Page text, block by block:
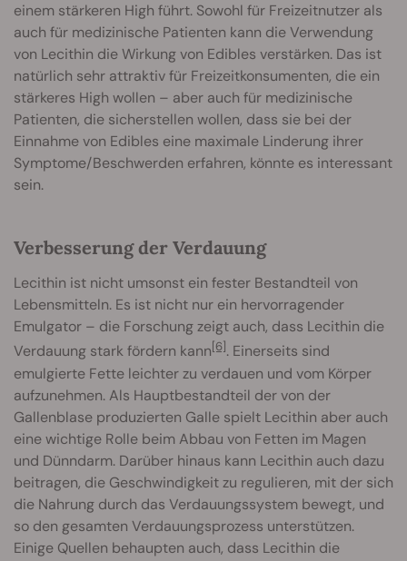
einem stärkeren High führt. Sowohl für Freizeitnutzer als
auch für medizinische Patienten kann die Verwendung
von Lecithin die Wirkung von Edibles verstärken. Das ist
natürlich sehr attraktiv für Freizeitkonsumenten, die ein
stärkeres High wollen – aber auch für medizinische
Patienten, die sicherstellen wollen, dass sie bei der
Einnahme von Edibles eine maximale Linderung ihrer
Symptome/Beschwerden erfahren, könnte es interessant
sein.
Verbesserung der Verdauung
Lecithin ist nicht umsonst ein fester Bestandteil von
Lebensmitteln. Es ist nicht nur ein hervorragender
Emulgator – die Forschung zeigt auch, dass Lecithin die
Verdauung stark fördern kann[6]. Einerseits sind
emulgierte Fette leichter zu verdauen und vom Körper
aufzunehmen. Als Hauptbestandteil der von der
Gallenblase produzierten Galle spielt Lecithin aber auch
eine wichtige Rolle beim Abbau von Fetten im Magen
und Dünndarm. Darüber hinaus kann Lecithin auch dazu
beitragen, die Geschwindigkeit zu regulieren, mit der sich
die Nahrung durch das Verdauungssystem bewegt, und
so den gesamten Verdauungsprozess unterstützen.
Einige Quellen behaupten auch, dass Lecithin die